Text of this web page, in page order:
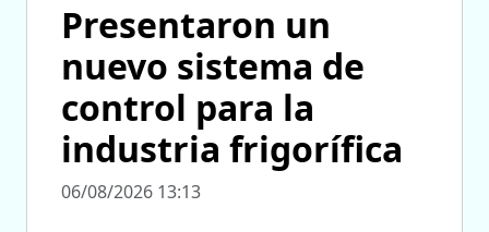
Presentaron un
nuevo sistema de
control para la
industria frigorífica
06/08/2026 13:13